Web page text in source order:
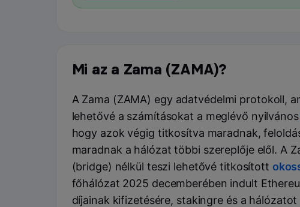
Mi az a Zama (ZAMA)?
A Zama (ZAMA) egy adatvédelmi protokoll,
lehetővé a számításokat a meglévő nyilvános
hogy azok végig titkosítva maradnak,
maradnak a hálózat többi szereplője elől. A
(bridge) nélkül teszi lehetővé titkosított
főhálózat 2025 decemberében indult
díjainak kifizetésére, stakingre és a